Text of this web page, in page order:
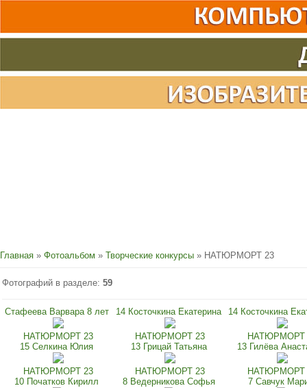
Главная » Фотоальбом » Творческие конкурсы » НАТЮРМОРТ 23
Фотографий в разделе: 59
Стафеева Варвара 8 лет
НАТЮРМОРТ 23
14 Косточкина Екатерина
НАТЮРМОРТ 23
14 Косточкина
НАТЮРМОРТ
15 Селкина Юлия
НАТЮРМОРТ 23
13 Грицай Татьяна
НАТЮРМОРТ 23
13 Гилёва
НАТЮРМОРТ
10 Початков Кирилл
8 Ведерникова Софья 7 Савчук